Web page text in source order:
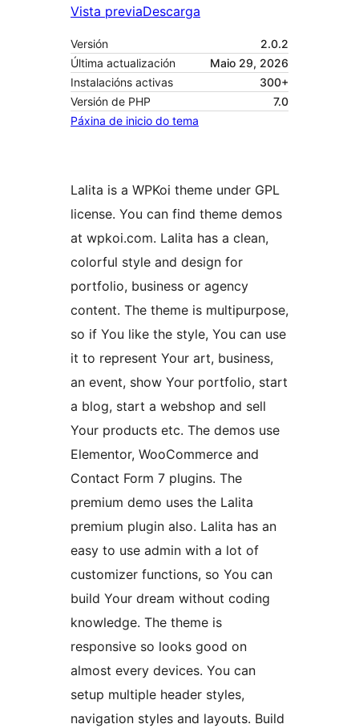
Vista previaDescarga
Versión
2.0.2
Última actualización
Maio 29, 2026
Instalacións activas
300+
Versión de PHP
7.0
Páxina de inicio do tema
Lalita is a WPKoi theme under GPL
license. You can find theme demos
at wpkoi.com. Lalita has a clean,
colorful style and design for
portfolio, business or agency
content. The theme is multipurpose,
so if You like the style, You can use
it to represent Your art, business,
an event, show Your portfolio, start
a blog, start a webshop and sell
Your products etc. The demos use
Elementor, WooCommerce and
Contact Form 7 plugins. The
premium demo uses the Lalita
premium plugin also. Lalita has an
easy to use admin with a lot of
customizer functions, so You can
build Your dream without coding
knowledge. The theme is
responsive so looks good on
almost every devices. You can
setup multiple header styles,
navigation styles and layouts. Build